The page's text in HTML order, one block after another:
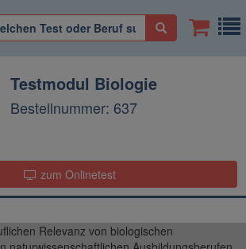
Testmodul Biologie
Bestellnummer: 637
zum Onlinetest
Relevanz von biologischen